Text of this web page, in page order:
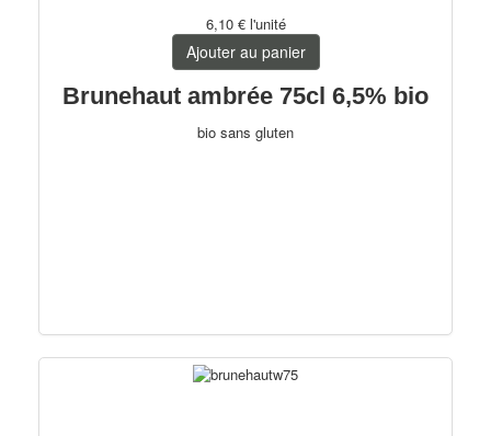
6,10 € l'unité
Ajouter au panier
Brunehaut ambrée 75cl 6,5% bio
bio sans gluten